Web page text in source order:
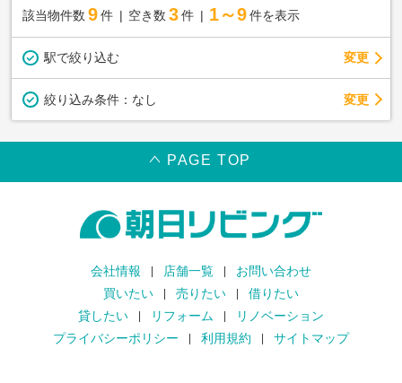
該当物件数 9件 空き数 3 件 1～9 件を表示
駅で絞り込む 変更
絞り込み条件： なし 変更
PAGE TOP
会社情報 店舗一覧
お問い合わせ
買いたい
売りたい
借りたい
貸したい
リフォーム
リノベーション
プライバシーポリシー
利用規約 サイトマップ